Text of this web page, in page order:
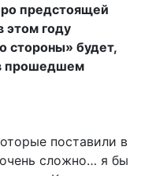
предстоящей
этом году
стороны» будет,
прошедшем
поставили в
сложно… я бы